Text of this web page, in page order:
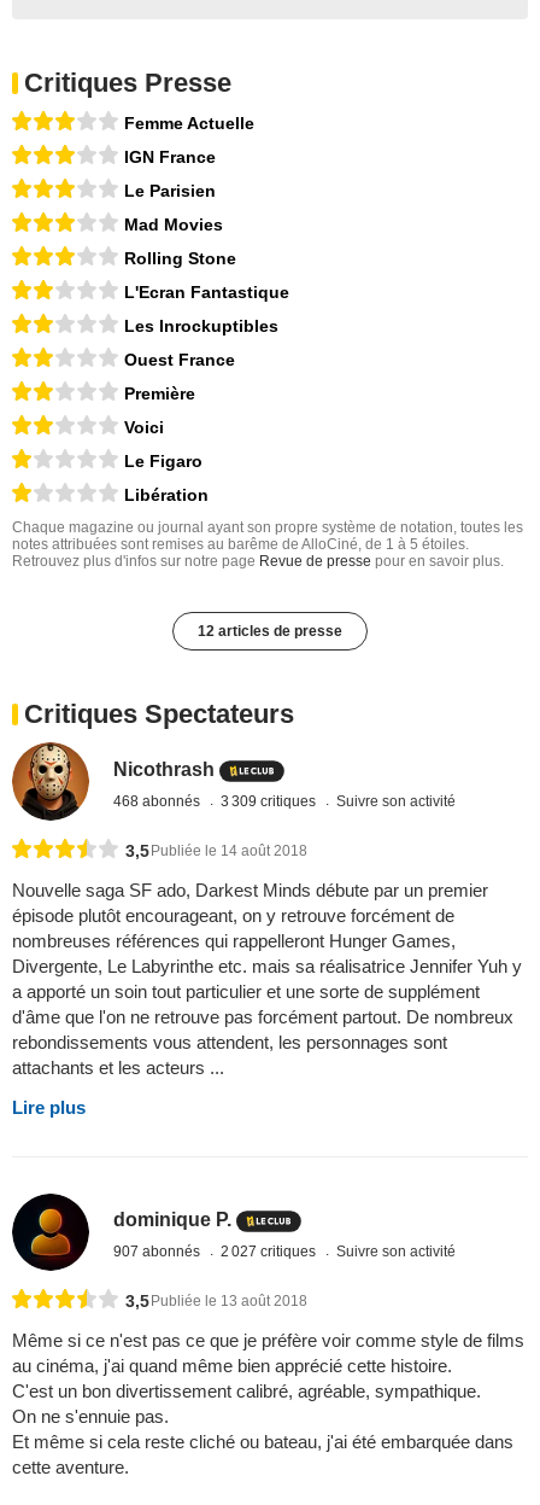
Critiques Presse
Femme Actuelle
IGN France
Le Parisien
Mad Movies
Rolling Stone
L'Ecran Fantastique
Les Inrockuptibles
Ouest France
Première
Voici
Le Figaro
Libération
Chaque magazine ou journal ayant son propre système de notation, toutes les
notes attribuées sont remises au barême de AlloCiné, de 1 à 5 étoiles.
Retrouvez plus d'infos sur notre page Revue de presse pour en savoir plus.
12 articles de presse
Critiques Spectateurs
Nicothrash
468 abonnés 3 309 critiques Suivre son activité
3,5Publiée le 14 août 2018
Nouvelle saga SF ado, Darkest Minds débute par un premier
épisode plutôt encourageant, on y retrouve forcément de
nombreuses références qui rappelleront Hunger Games,
Divergente, Le Labyrinthe etc. mais sa réalisatrice Jennifer Yuh y
a apporté un soin tout particulier et une sorte de supplément
d'âme que l'on ne retrouve pas forcément partout. De nombreux
rebondissements vous attendent, les personnages sont
attachants et les acteurs ...
Lire plus
dominique P.
907 abonnés 2 027 critiques Suivre son activité
3,5 Publiée le 13 août 2018
Même si ce n'est pas ce que je préfère voir comme style de films
au cinéma, j'ai quand même bien apprécié cette histoire.
C'est un bon divertissement calibré, agréable, sympathique.
On ne s'ennuie pas.
Et même si cela reste cliché ou bateau, j'ai été embarquée dans
cette aventure.